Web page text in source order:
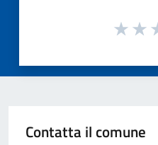
Contatta il comune